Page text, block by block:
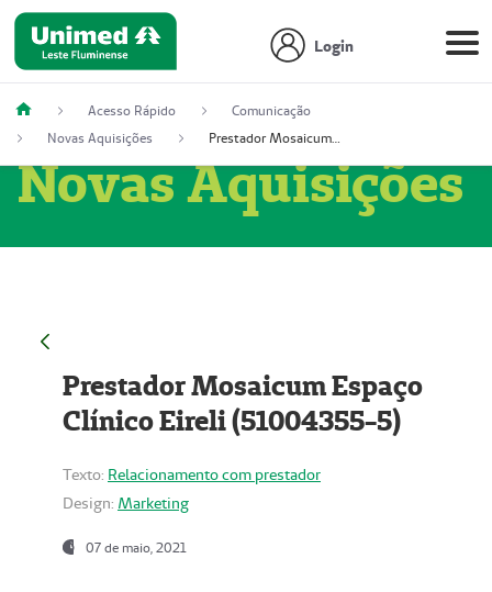
Login
Acesso Rápido
Comunicação
Novas Aquisições
Prestador Mosaicum Espaço Clínico Eireli (51004355-5)
Novas Aquisições
Prestador Mosaicum Espaço
Clínico Eireli (51004355-5)
Texto: Relacionamento com prestador
Design: Marketing
07 de maio, 2021